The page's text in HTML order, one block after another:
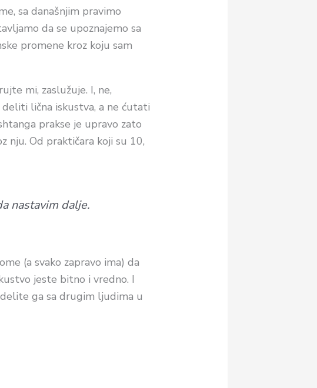
sa današnjim pravimo
da se upoznajemo sa
promene kroz koju sam
mi, zaslužuje. I, ne,
lična iskustva, a ne ćutati
prakse je upravo zato
nju. Od praktičara koji su 10,
nastavim dalje.
(a svako zapravo ima) da
jeste bitno i vredno. I
ga sa drugim ljudima u